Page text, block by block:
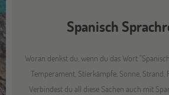
Spanisch
Woran denkst du, wenn du das Wort
Temperament, Stierkämpfe, Sonne, Strand,
Verbindest du all diese Sachen auch mit